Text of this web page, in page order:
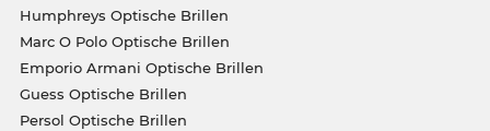
Humphreys Optische Brillen
Marc O Polo Optische Brillen
Emporio Armani Optische Brillen
Guess Optische Brillen
Persol Optische Brillen